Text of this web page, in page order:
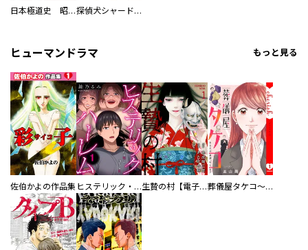
日本極道史 昭和編 スーパー大合本 探偵犬シャードック（新装版）
ヒューマンドラマ もっと見る
佐伯かよの作品集 ヒステリック・ハーレム～搾られる男と堕ちる女～【電子単行本版】 生贄の村【電子単行本版】 葬儀屋タケコ～あなたの最期、叶えます【電子単行本版】